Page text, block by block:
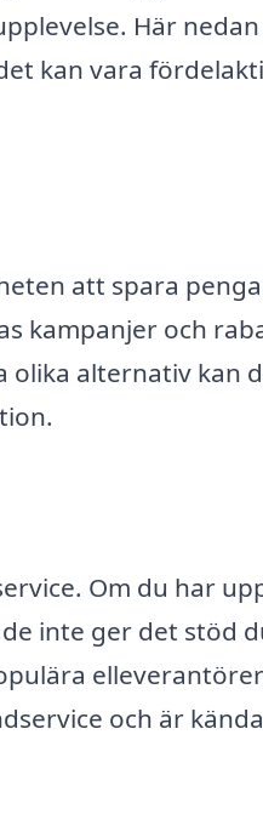
Här
kan vara
att spara
kampanjer och
alternativ kan
Om du har
inte ger det stöd
och är